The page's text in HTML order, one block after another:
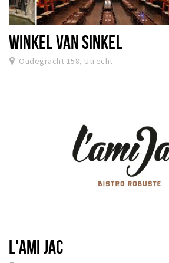
WINKEL VAN SINKEL
Oudegracht 158, Utrecht
L'AMI JAC